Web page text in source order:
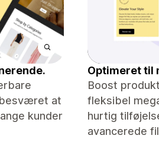
at
kunder
Optimeret til
Boost
fleksibel
hurtig
avancerede